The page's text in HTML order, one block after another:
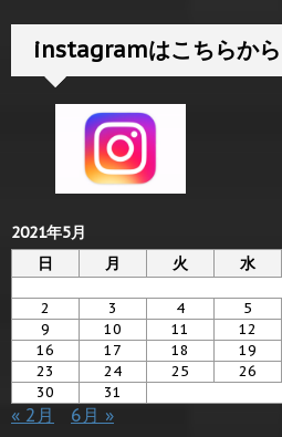
instagramはこちらから
2021年5月
日
月 火 水
2
3 4 5
9
10 11 12
16
17 18 19
23
24 25 26
30
31
« 2月 6月 »